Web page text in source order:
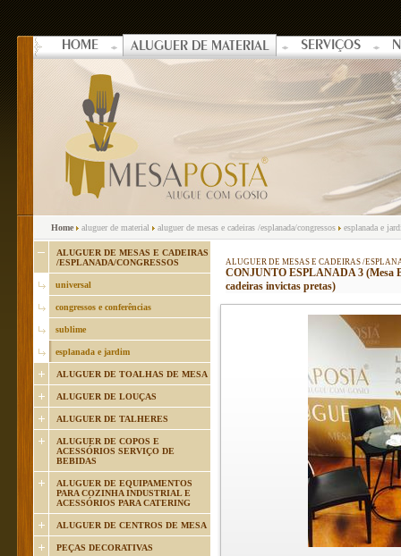
HOME ALUGUER DE MATERIAL SERVIÇOS
Home aluguer de material aluguer de mesas e cadeiras /esplanada/congressos esplanada e
ALUGUER DE MESAS E CADEIRAS
/ESPLANADA/CONGRESSOS
universal
congressos e conferências
sublime
esplanada e jardim
ALUGUER DE TOALHAS DE MESA
ALUGUER DE LOUÇAS
ALUGUER DE TALHERES
ALUGUER DE COPOS E
ACESSÓRIOS SERVIÇO DE
BEBIDAS
ALUGUER DE EQUIPAMENTOS
PARA COZINHA INDUSTRIAL E
ACESSÓRIOS PARA CATERING
ALUGUER DE CENTROS DE MESA
PEÇAS DECORATIVAS
ALUGUER DE MESAS E CADEIRAS /
CONJUNTO ESPLANADA 3 (Mesa
cadeiras invictas pretas)